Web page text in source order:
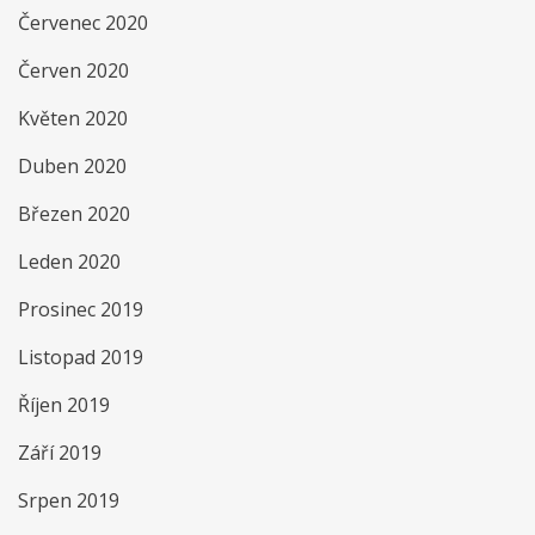
Červenec 2020
Červen 2020
Květen 2020
Duben 2020
Březen 2020
Leden 2020
Prosinec 2019
Listopad 2019
Říjen 2019
Září 2019
Srpen 2019